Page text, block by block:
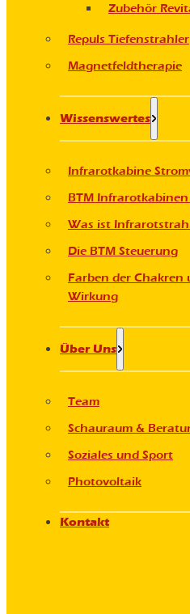
Zubehör
Repuls Tiefenstrahler
Magnetfeldtherapie
Wissenswertes
Infrarotkabine
BTM
Was ist
Die BTM Steuerung
Farben der Chakren
Wirkung
Über Uns
Team
Schauraum &
Soziales und Sport
Photovoltaik
Kontakt